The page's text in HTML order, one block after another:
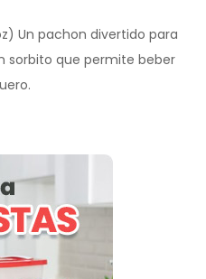
Un pachon divertido para
sorbito que permite beber